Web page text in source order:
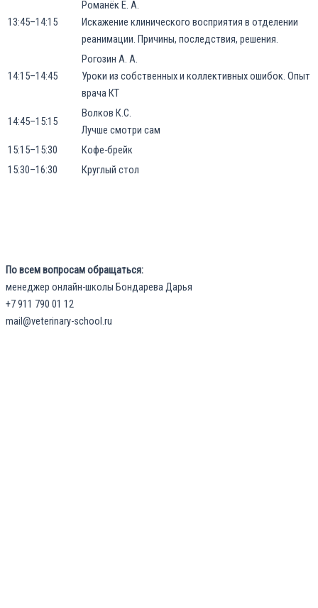
13:45–14:15
Романёк Е. А.
Искажение клинического восприятия в отделении
реанимации. Причины, последствия, решения.
14:15–14:45
Рогозин А. А.
Уроки из собственных и коллективных ошибок. Опыт
врача КТ
14:45–15:15
Волков К.С.
Лучше смотри сам
15:15–15:30
Кофе-брейк
15:30–16:30
Круглый стол
По всем вопросам обращаться:
менеджер онлайн-школы Бондарева Дарья
+7 911 790 01 12
mail@veterinary-school.ru